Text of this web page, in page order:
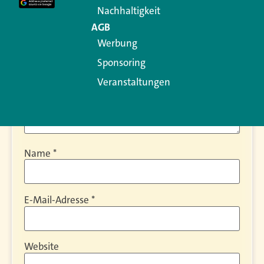
Kommentar
Name *
E-Mail-Adresse *
Website
Nachhaltigkeit
AGB
Werbung
Sponsoring
Veranstaltungen